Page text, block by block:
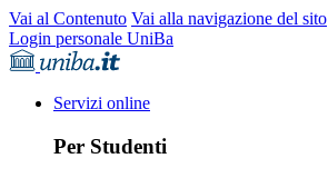
Vai al Contenuto Vai alla navigazione del sito
Login personale UniBa
Servizi online
Per Studenti